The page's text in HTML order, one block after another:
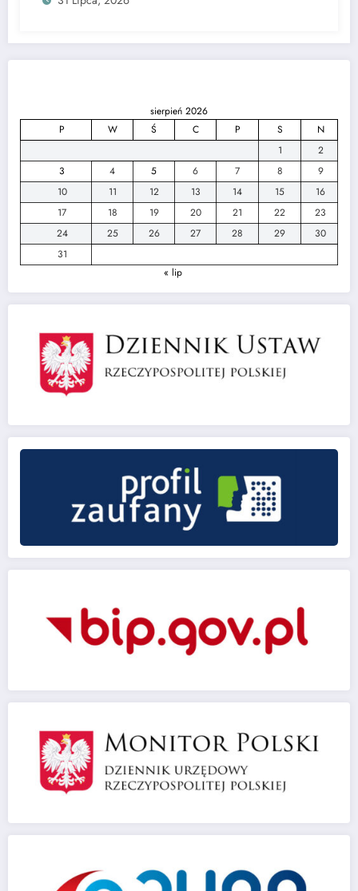
sierpień 2026
P
W Ś C P S
N
1
2
3
4 5 6 7 8
9
10
11 12 13 14 15
16
17
18 19 20 21 22
23
24
25 26 27 28 29
30
31
« lip